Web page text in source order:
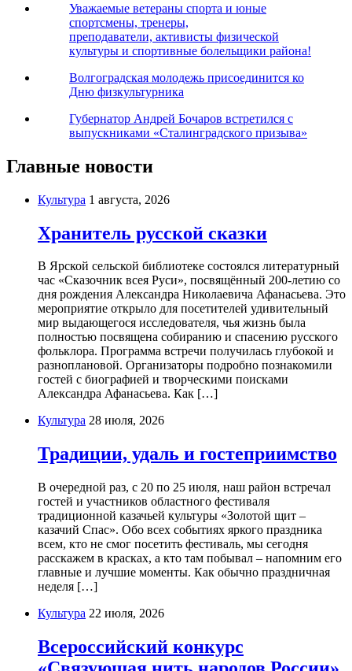
Уважаемые ветераны спорта и юные
спортсмены, тренеры,
преподаватели, активисты физической
культуры и спортивные болельщики района!
Волгоградская молодежь присоединится ко
Дню физкультурника
Губернатор Андрей Бочаров встретился с
выпускниками «Сталинградского призыва»
Главные новости
Культура 1 августа, 2026
Хранитель русской сказки
В Ярской сельской библиотеке состоялся литературный
час «Сказочник всея Руси», посвящённый 200-летию со
дня рождения Александра Николаевича Афанасьева. Это
мероприятие открыло для посетителей удивительный
мир выдающегося исследователя, чья жизнь была
полностью посвящена собиранию и спасению русского
фольклора. Программа встречи получилась глубокой и
разноплановой. Организаторы подробно познакомили
гостей с биографией и творческими поисками
Александра Афанасьева. Как […]
Культура 28 июля, 2026
Традиции, удаль и гостеприимство
В очередной раз, с 20 по 25 июля, наш район встречал
гостей и участников областного фестиваля
традиционной казачьей культуры «Золотой щит –
казачий Спас». Обо всех событиях яркого праздника
всем, кто не смог посетить фестиваль, мы сегодня
расскажем в красках, а кто там побывал – напомним его
главные и лучшие моменты. Как обычно праздничная
неделя […]
Культура 22 июля, 2026
Всероссийский конкурс